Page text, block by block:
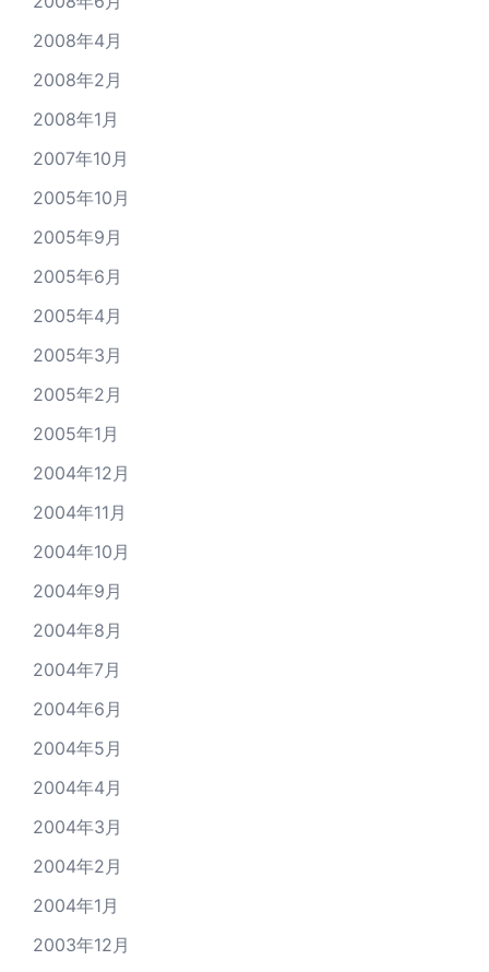
2008年4月
2008年2月
2008年1月
2007年10月
2005年10月
2005年9月
2005年6月
2005年4月
2005年3月
2005年2月
2005年1月
2004年12月
2004年11月
2004年10月
2004年9月
2004年8月
2004年7月
2004年6月
2004年5月
2004年4月
2004年3月
2004年2月
2004年1月
2003年12月